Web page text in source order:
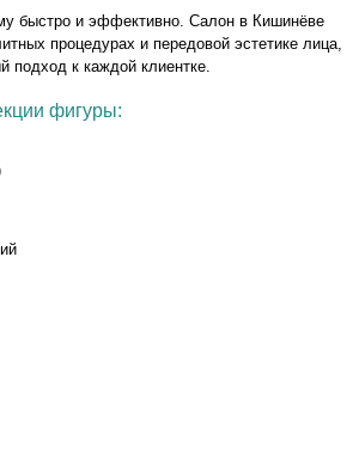
быстро и эффективно. Салон в Кишинёве
процедурах и передовой эстетике лица,
подход к каждой клиентке.
фигуры: